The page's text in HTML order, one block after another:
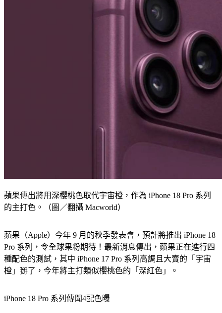
的主打色。（圖／翻攝 Macworld）
Pro 系列，令全球果粉期待！最新消息傳出，蘋果正在進行四
種配色的測試，其中 iPhone 17 Pro 系列高調且大賣的「宇宙
橙」掰了，今年將主打類似櫻桃色的「深紅色」。